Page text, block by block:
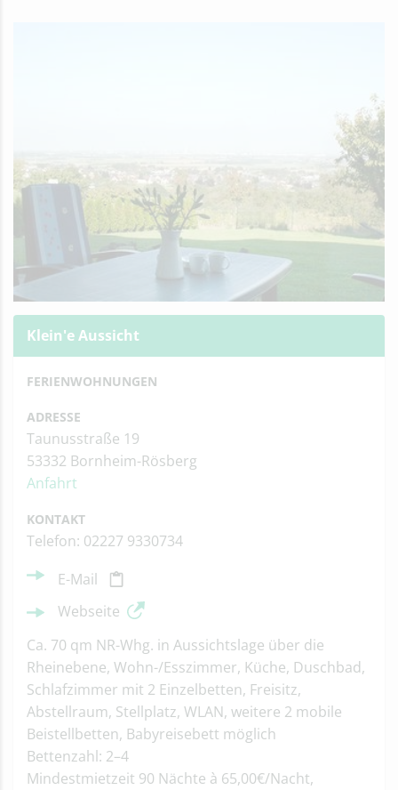
Klein'e Aussicht
FERIENWOHNUNGEN
ADRESSE
Taunusstraße 19
53332 Bornheim-Rösberg
Anfahrt
KONTAKT
Telefon: 02227 9330734
E-Mail
Webseite
Ca. 70 qm NR-Whg. in Aussichtslage über die
Rheinebene, Wohn-/Esszimmer, Küche, Duschbad,
Schlafzimmer mit 2 Einzelbetten, Freisitz,
Abstellraum, Stellplatz, WLAN, weitere 2 mobile
Beistellbetten, Babyreisebett möglich
Bettenzahl: 2–4
Mindestmietzeit 90 Nächte à 65,00€/Nacht,